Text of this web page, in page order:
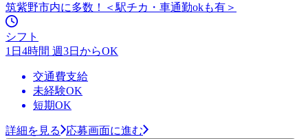
筑紫野市内に多数！＜駅チカ・車通勤okも有＞
シフト
1日4時間 週3日からOK
交通費支給
未経験OK
短期OK
詳細を見る 応募画面に進む